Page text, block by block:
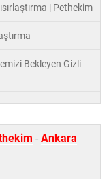
| Pethekim
Bekleyen Gizli
- Ankara